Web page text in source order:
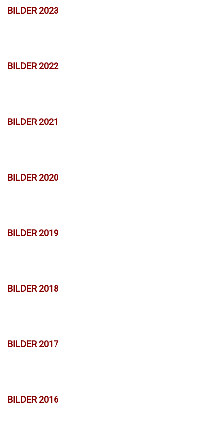
BILDER 2023
BILDER 2022
BILDER 2021
BILDER 2020
BILDER 2019
BILDER 2018
BILDER 2017
BILDER 2016